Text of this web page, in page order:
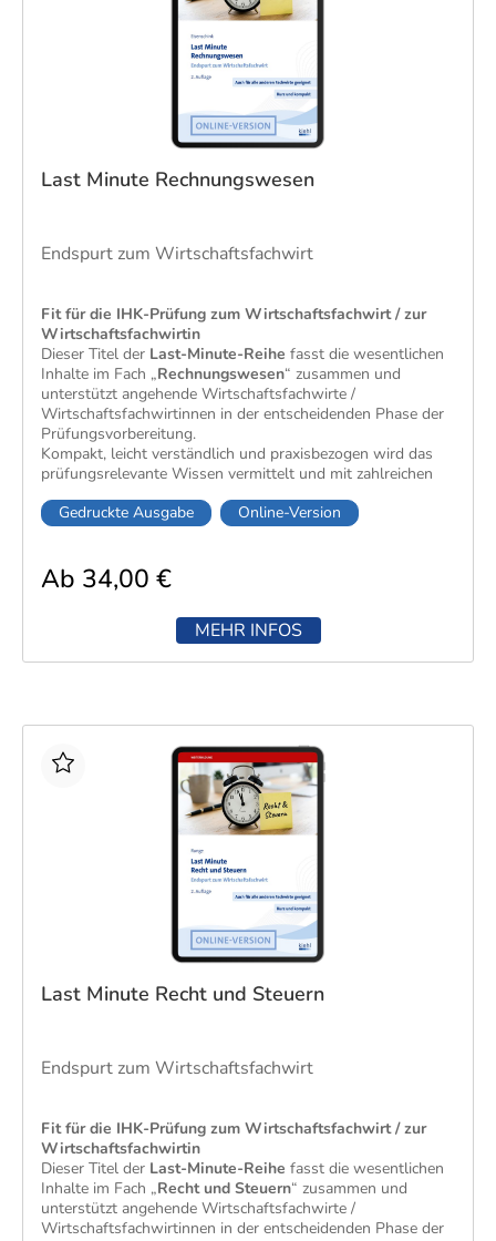
Last Minute Rechnungswesen
Endspurt zum Wirtschaftsfachwirt
Fit für die IHK-Prüfung zum Wirtschaftsfachwirt / zur
Wirtschaftsfachwirtin
Dieser Titel der Last-Minute-Reihe fasst die wesentlichen
Inhalte im Fach „Rechnungswesen“​ zusammen und
unterstützt angehende Wirtschaftsfachwirte /
Wirtschaftsfachwirtinnen in der entscheidenden Phase der
Prüfungsvorbereitung.
Kompakt, leicht verständlich und praxisbezogen wird das
prüfungsrelevante Wissen vermittelt und mit zahlreichen
lernfreundlich wirkt die Aufbereitung mit Randspalten für
eigene Notizen sowie Übungsaufgaben mit Lösungen zur
Gedruckte Ausgabe Online-Version
Ab 34,00 €
MEHR INFOS
Last Minute Recht und Steuern
Endspurt zum Wirtschaftsfachwirt
​Fit für die IHK-Prüfung zum Wirtschaftsfachwirt / zur
Wirtschaftsfachwirtin
Dieser Titel der Last-Minute-Reihe fasst die wesentlichen
Inhalte im Fach „Recht und Steuern“​ zusammen und
unterstützt angehende Wirtschaftsfachwirte /
Wirtschaftsfachwirtinnen in der entscheidenden Phase der